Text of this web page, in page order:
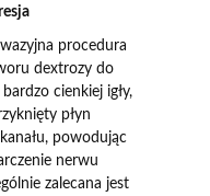
procedura
dextrozy do
cienkiej igły,
płyn
powodując
nerwu
zalecana jest